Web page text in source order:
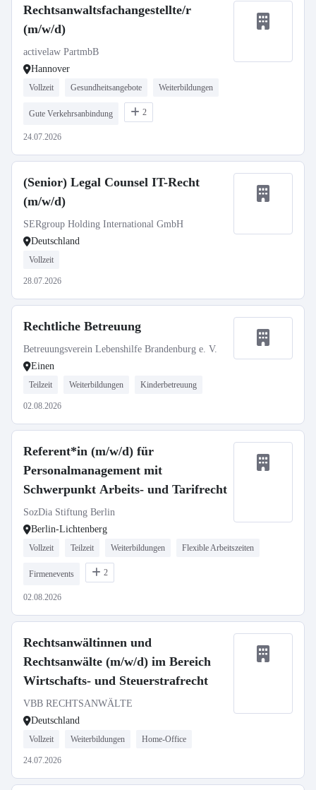
Rechtsanwaltsfachangestellte/r
(m/w/d)
activelaw PartmbB
Hannover
Vollzeit Gesundheitsangebote Weiterbildungen
Gute Verkehrsanbindung 2
24.07.2026
(Senior) Legal Counsel IT-Recht
(m/w/d)
SERgroup Holding International GmbH
Deutschland
Vollzeit
28.07.2026
Rechtliche Betreuung
Betreuungsverein Lebenshilfe Brandenburg e. V.
Einen
Teilzeit Weiterbildungen Kinderbetreuung
02.08.2026
Referent*in (m/w/d) für
Personalmanagement mit
Schwerpunkt Arbeits- und Tarifrecht
SozDia Stiftung Berlin
Berlin-Lichtenberg
Vollzeit Teilzeit Weiterbildungen Flexible Arbeitszeiten
Firmenevents 2
02.08.2026
Rechtsanwältinnen und
Rechtsanwälte (m/w/d) im Bereich
Wirtschafts- und Steuerstrafrecht
VBB RECHTSANWÄLTE
Deutschland
Vollzeit Weiterbildungen Home-Office
24.07.2026